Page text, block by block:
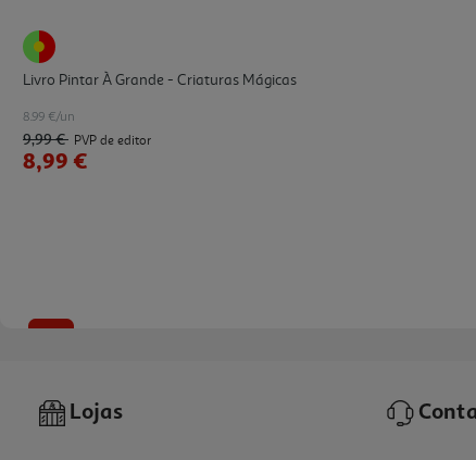
Livro Pintar À Grande - Criaturas Mágicas
8.99 €/un
9,99 € PVP de editor
8,99 €
Lojas